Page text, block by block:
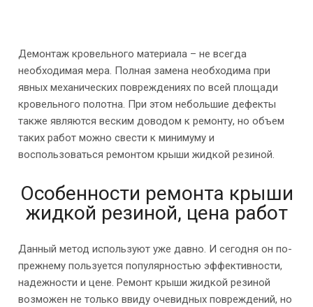
Демонтаж кровельного материала – не всегда
необходимая мера. Полная замена необходима при
явных механических повреждениях по всей площади
кровельного полотна. При этом небольшие дефекты
также являются веским доводом к ремонту, но объем
таких работ можно свести к минимуму и
воспользоваться ремонтом крыши жидкой резиной.
Особенности ремонта крыши
жидкой резиной, цена работ
Данный метод используют уже давно. И сегодня он по-
прежнему пользуется популярностью эффективности,
надежности и цене. Ремонт крыши жидкой резиной
возможен не только ввиду очевидных повреждений, но